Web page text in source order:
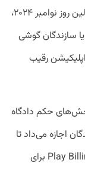
فروشگاه‌های اپلیکیشن رقیب را فراهم کند. از اولین روز نوامبر ۲۰۲۴،
یا سازندگان گوشی
رقیب
حکم دادگاه
اجازه می‌داد تا
در صورت تمایل استفاده از سرویس پرداخت Play Billing برای